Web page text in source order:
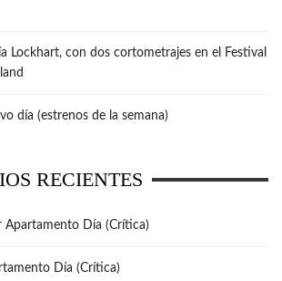
Lockhart, con dos cortometrajes en el Festival
día (estrenos de la semana)
RECIENTES
Apartamento Día (Crítica)
Día (Crítica)